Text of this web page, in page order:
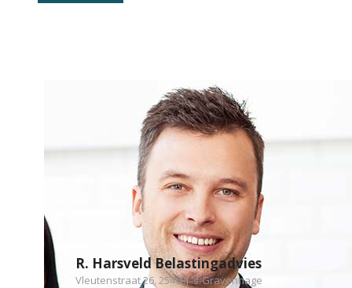
R. Harsveld Belastingadvies
Vleutenstraat 26, 2546EJ 's-Gravenhage